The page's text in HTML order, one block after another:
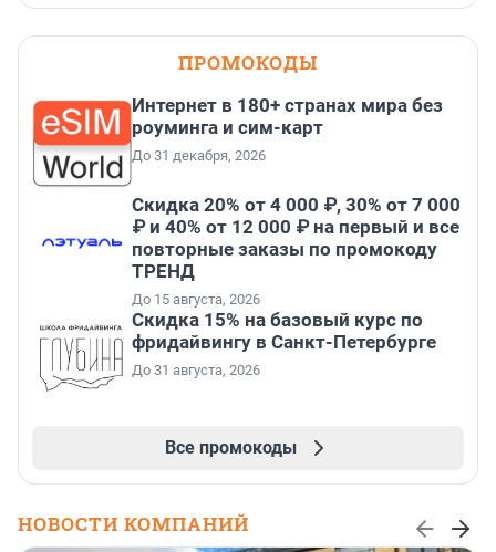
ПРОМОКОДЫ
Интернет в 180+ странах мира без
роуминга и сим-карт
До 31 декабря, 2026
Скидка 20% от 4 000 ₽, 30% от 7 000
₽ и 40% от 12 000 ₽ на первый и все
повторные заказы по промокоду
ТРЕНД
До 15 августа, 2026
Скидка 15% на базовый курс по
фридайвингу в Санкт-Петербурге
До 31 августа, 2026
Все промокоды
НОВОСТИ КОМПАНИЙ